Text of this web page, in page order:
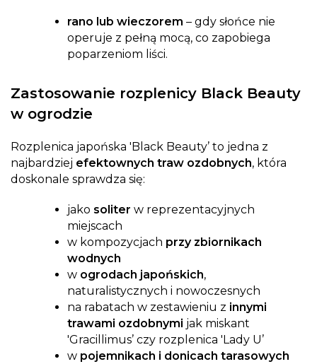
rano lub wieczorem – gdy słońce nie
operuje z pełną mocą, co zapobiega
poparzeniom liści.
Zastosowanie rozplenicy Black Beauty
w ogrodzie
Rozplenica japońska 'Black Beauty’ to jedna z
najbardziej efektownych traw ozdobnych, która
doskonale sprawdza się:
jako soliter w reprezentacyjnych
miejscach
w kompozycjach przy zbiornikach
wodnych
w ogrodach japońskich,
naturalistycznych i nowoczesnych
na rabatach w zestawieniu z innymi
trawami ozdobnymi jak miskant
'Gracillimus’ czy rozplenica 'Lady U’
w pojemnikach i donicach tarasowych